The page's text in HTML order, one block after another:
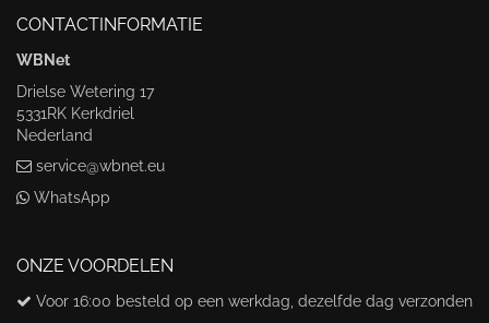
CONTACTINFORMATIE
WBNet
Drielse Wetering 17
5331RK Kerkdriel
Nederland
service@wbnet.eu
WhatsApp
ONZE VOORDELEN
Voor 16:00 besteld op een werkdag, dezelfde dag verzonden